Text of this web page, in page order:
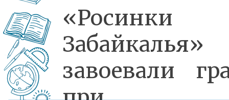
«Росинки
Забайкалья»
завоевали